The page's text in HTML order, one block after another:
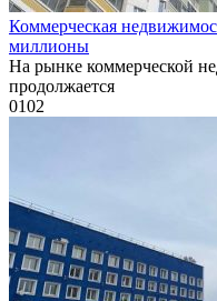
Коммерческая
миллионы
На рынке коммерческой
продолжается
0102